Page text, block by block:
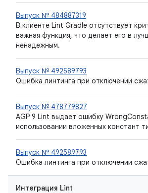
Выпуск № 484887319
В клиенте Lint Gradle отсутствует
важная функция, что делает его в
ненадежным.
Выпуск № 492589793
Ошибка линтинга при отключении
Выпуск № 478779827
AGP 9 Lint выдает ошибку
использовании вложенных констант
Выпуск № 492589793
Ошибка линтинга при отключении
Интеграция Lint